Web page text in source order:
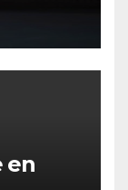
en